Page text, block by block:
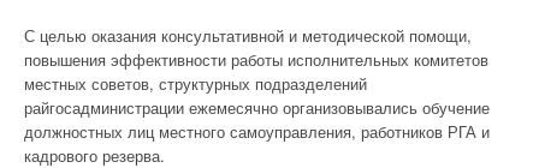
С целью оказания консультативной и методической помощи,
повышения эффективности работы исполнительных комитетов
местных советов, структурных подразделений
райгосадминистрации ежемесячно организовывались обучение
должностных лиц местного самоуправления, работников РГА и
кадрового резерва.